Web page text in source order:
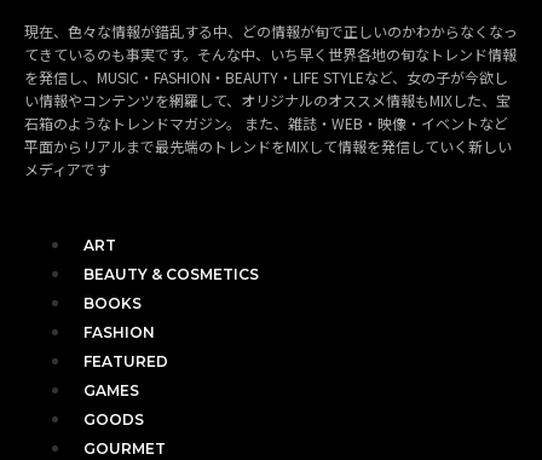
現在、色々な情報が錯乱する中、どの情報が旬で正しいのかわからなくなっ
てきているのも事実です。そんな中、いち早く世界各地の旬なトレンド情報
を発信し、MUSIC・FASHION・BEAUTY・LIFE STYLEなど、女の子が今欲し
い情報やコンテンツを網羅して、オリジナルのオススメ情報もMIXした、宝
石箱のようなトレンドマガジン。 また、雑誌・WEB・映像・イベントなど
平面からリアルまで最先端のトレンドをMIXして情報を発信していく新しい
メディアです
ART
BEAUTY & COSMETICS
BOOKS
FASHION
FEATURED
GAMES
GOODS
GOURMET